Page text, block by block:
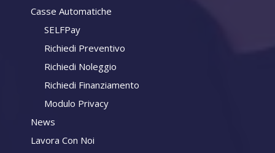
Casse Automatiche
SELFPay
Richiedi Preventivo
Richiedi Noleggio
Richiedi Finanziamento
Modulo Privacy
News
Lavora Con Noi